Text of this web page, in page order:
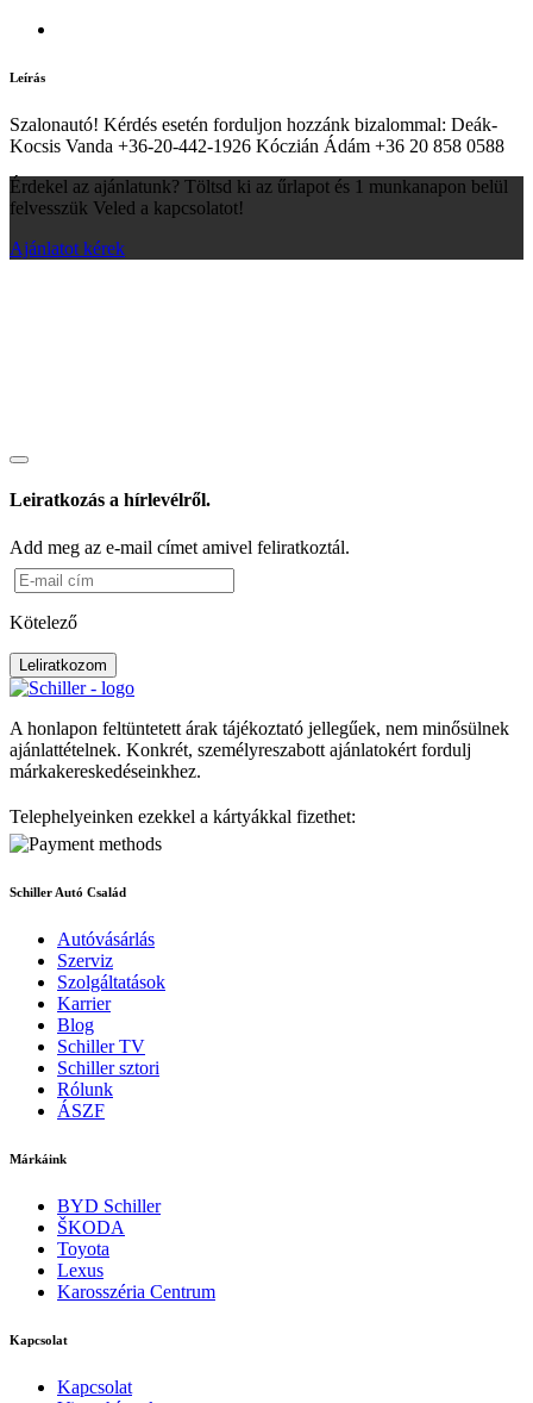
Leírás
Szalonautó! Kérdés esetén forduljon hozzánk bizalommal: Deák-
Kocsis Vanda +36-20-442-1926 Kóczián Ádám +36 20 858 0588
Érdekel az ajánlatunk? Töltsd ki az űrlapot és 1 munkanapon belül
felvesszük Veled a kapcsolatot!
Ajánlatot kérek
Leiratkozás a hírlevélről.
Add meg az e-mail címet amivel feliratkoztál.
Kötelező
Leliratkozom
A honlapon feltüntetett árak tájékoztató jellegűek, nem minősülnek
ajánlattételnek. Konkrét, személyreszabott ajánlatokért fordulj
márkakereskedéseinkhez.
Telephelyeinken ezekkel a kártyákkal fizethet:
Schiller Autó Család
Autóvásárlás
Szerviz
Szolgáltatások
Karrier
Blog
Schiller TV
Schiller sztori
Rólunk
ÁSZF
Márkáink
BYD Schiller
ŠKODA
Toyota
Lexus
Karosszéria Centrum
Kapcsolat
Kapcsolat